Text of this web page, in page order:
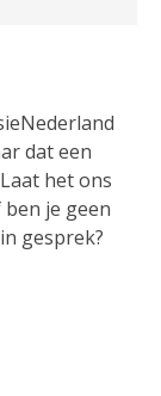
dat een
het ons
ben je geen
gesprek?